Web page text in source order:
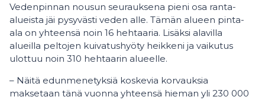
Vedenpinnan nousun seurauksena pieni osa ranta-
alueista jäi pysyvästi veden alle. Tämän alueen pinta-
ala on yhteensä noin 16 hehtaaria. Lisäksi alavilla
alueilla peltojen kuivatushyöty heikkeni ja vaikutus
ulottuu noin 310 hehtaarin alueelle.
– Näitä edunmenetyksiä koskevia korvauksia
maksetaan tänä vuonna yhteensä hieman yli 230 000